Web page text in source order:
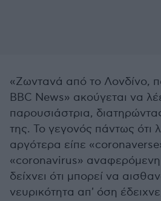
«Ζωντανά από το Λονδίνο,
BBC News» ακούγεται να
παρουσιάστρια,
της. Το γεγονός πάντως ότι
αργότερα είπε
«coronavirus» αναφερόμενη
δείχνει ότι μπορεί να
νευρικότητα απ' όση